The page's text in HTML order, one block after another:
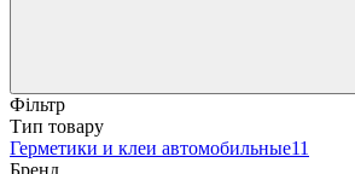
Фільтр
Тип товару
Герметики и клеи автомобильные11